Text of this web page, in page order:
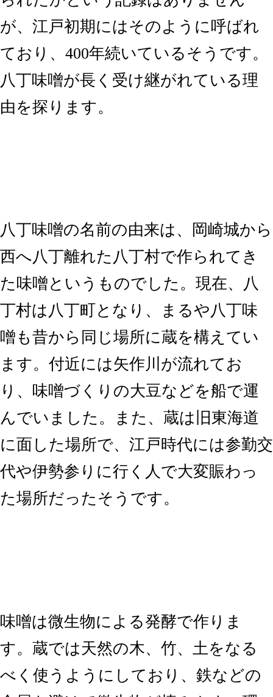
が、江戸初期にはそのように呼ばれ
ており、400年続いているそうです。
八丁味噌が長く受け継がれている理
由を探ります。
八丁味噌の名前の由来は、岡崎城から
西へ八丁離れた八丁村で作られてき
た味噌というものでした。現在、八
丁村は八丁町となり、まるや八丁味
噌も昔から同じ場所に蔵を構えてい
ます。付近には矢作川が流れてお
り、味噌づくりの大豆などを船で運
んでいました。また、蔵は旧東海道
に面した場所で、江戸時代には参勤交
代や伊勢参りに行く人で大変賑わっ
た場所だったそうです。
味噌は微生物による発酵で作りま
す。蔵では天然の木、竹、土をなる
べく使うようにしており、鉄などの